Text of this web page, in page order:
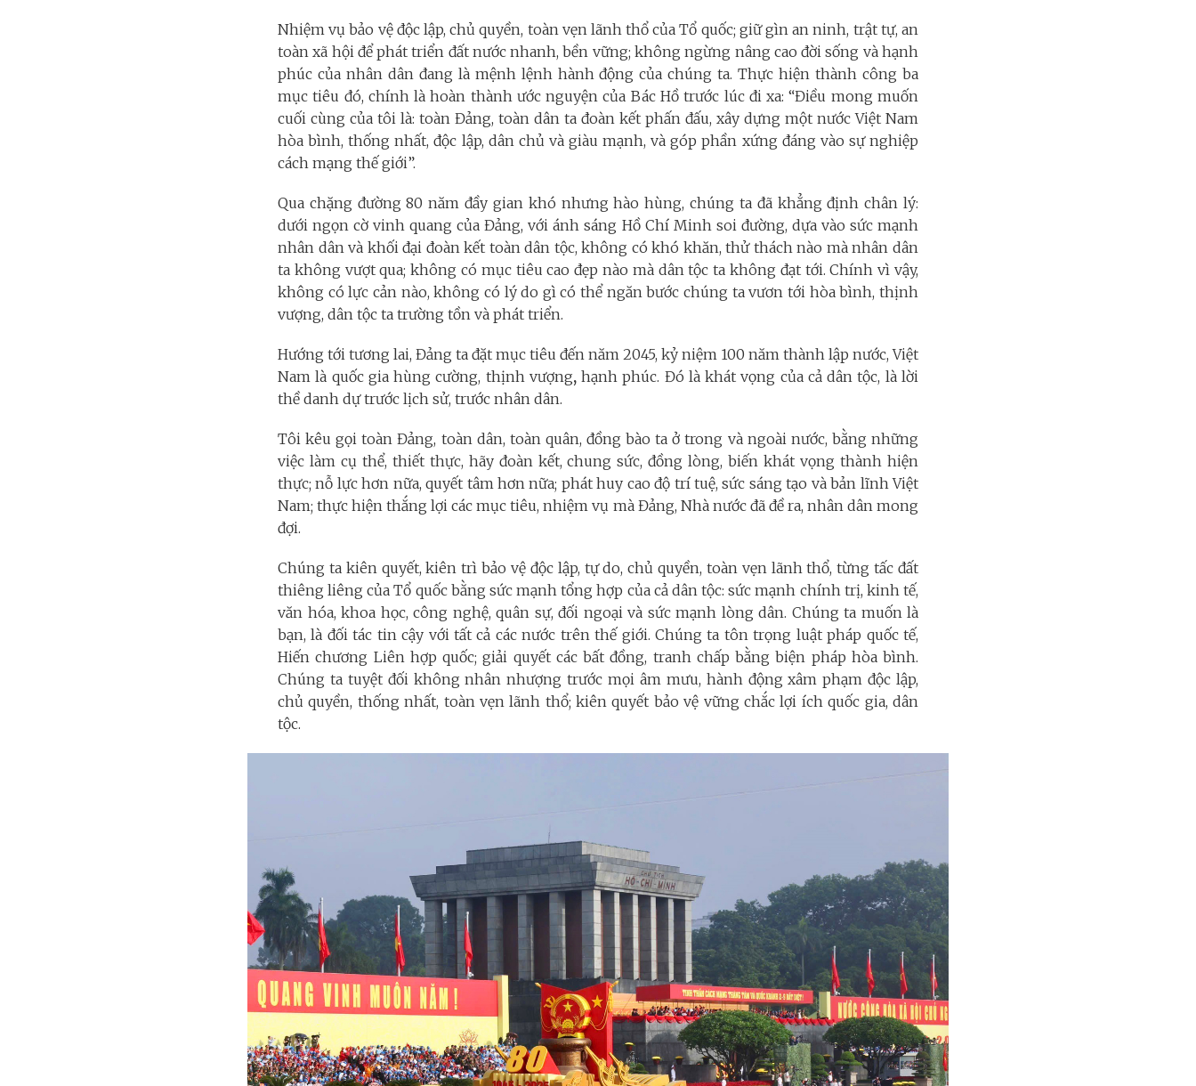
Nhiệm vụ bảo vệ độc lập, chủ quyền, toàn vẹn lãnh thổ của Tổ quốc; giữ gìn an ninh, trật tự, an
toàn xã hội để phát triển đất nước nhanh, bền vững; không ngừng nâng cao đời sống và hạnh
phúc của nhân dân đang là mệnh lệnh hành động của chúng ta. Thực hiện thành công ba
mục tiêu đó, chính là hoàn thành ước nguyện của Bác Hồ trước lúc đi xa: “Điều mong muốn
cuối cùng của tôi là: toàn Đảng, toàn dân ta đoàn kết phấn đấu, xây dựng một nước Việt Nam
hòa bình, thống nhất, độc lập, dân chủ và giàu mạnh, và góp phần xứng đáng vào sự nghiệp
cách mạng thế giới”.
Qua chặng đường 80 năm đầy gian khó nhưng hào hùng, chúng ta đã khẳng định chân lý:
dưới ngọn cờ vinh quang của Đảng, với ánh sáng Hồ Chí Minh soi đường, dựa vào sức mạnh
nhân dân và khối đại đoàn kết toàn dân tộc, không có khó khăn, thử thách nào mà nhân dân
ta không vượt qua; không có mục tiêu cao đẹp nào mà dân tộc ta không đạt tới. Chính vì vậy,
không có lực cản nào, không có lý do gì có thể ngăn bước chúng ta vươn tới hòa bình, thịnh
vượng, dân tộc ta trường tồn và phát triển.
Hướng tới tương lai, Đảng ta đặt mục tiêu đến năm 2045, kỷ niệm 100 năm thành lập nước, Việt
Nam là quốc gia hùng cường, thịnh vượng,hạnh phúc. Đó là khát vọng của cả dân tộc, là lời
thề danh dự trước lịch sử, trước nhân dân.
Tôi kêu gọi toàn Đảng, toàn dân, toàn quân, đồng bào ta ở trong và ngoài nước, bằng những
việc làm cụ thể, thiết thực, hãy đoàn kết, chung sức, đồng lòng, biến khát vọng thành hiện
thực; nỗ lực hơn nữa, quyết tâm hơn nữa; phát huy cao độ trí tuệ, sức sáng tạo và bản lĩnh Việt
Nam; thực hiện thắng lợi các mục tiêu, nhiệm vụ mà Đảng, Nhà nước đã đề ra, nhân dân mong
đợi.
Chúng ta kiên quyết, kiên trì bảo vệ độc lập, tự do, chủ quyền, toàn vẹn lãnh thổ, từng tấc đất
thiêng liêng của Tổ quốc bằng sức mạnh tổng hợp của cả dân tộc: sức mạnh chính trị, kinh tế,
văn hóa, khoa học, công nghệ, quân sự, đối ngoại và sức mạnh lòng dân. Chúng ta muốn là
bạn, là đối tác tin cậy với tất cả các nước trên thế giới. Chúng ta tôn trọng luật pháp quốc tế,
Hiến chương Liên hợp quốc; giải quyết các bất đồng, tranh chấp bằng biện pháp hòa bình.
Chúng ta tuyệt đối không nhân nhượng trước mọi âm mưu, hành động xâm phạm độc lập,
chủ quyền, thống nhất, toàn vẹn lãnh thổ; kiên quyết bảo vệ vững chắc lợi ích quốc gia, dân
tộc.